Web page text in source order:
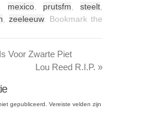
mexico, prutsfm steelt
zeeleeuw. Bookmark the
Voor Zwarte Piet
Lou Reed R.I.P. »
gepubliceerd.
Vereiste velden zijn